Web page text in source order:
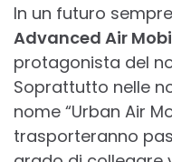
In un futuro
Advanced Air
protagonista del
Soprattutto nelle
nome “Urban Air
trasporteranno